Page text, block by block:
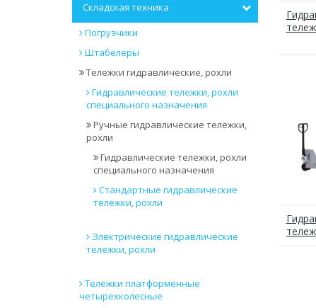
Складская техника
Погрузчики
Штабелеры
Тележки гидравлические, рохли
Гидравлические тележки, рохли
специального назначения
Ручные гидравлические тележки,
рохли
Гидравлические тележки, рохли
специального назначения
Стандартные гидравлические
тележки, рохли
Электрические гидравлические
тележки, рохли
Тележки платформенные
четырехколесные